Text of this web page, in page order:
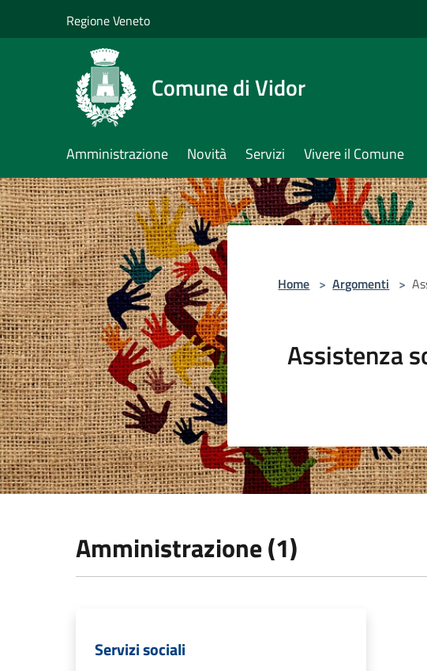
Regione Veneto
Comune di Vidor
Amministrazione Novità Servizi Vivere il Comune
Home > Argomenti >
Assistenza
Amministrazione (1)
Servizi sociali